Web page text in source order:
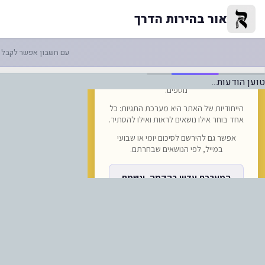
הרב נתן בן נון מאיחוד ברסלב
אור בהירות הדרך
עם חשבון אפשר לקבל
טוען הודעות...